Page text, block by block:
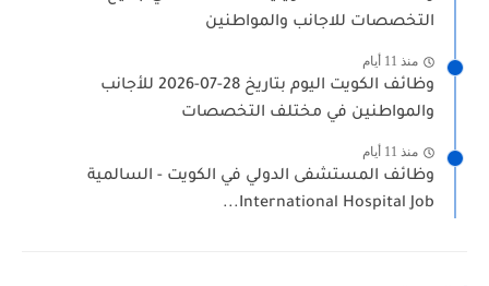
التخصصات للاجانب والمواطنين
منذ 11 أيام
وظائف الكويت اليوم بتاريخ 28-07-2026 للأجانب
والمواطنين في مختلف التخصصات
منذ 11 أيام
وظائف المستشفى الدولي في الكويت - السالمية
International Hospital Job...